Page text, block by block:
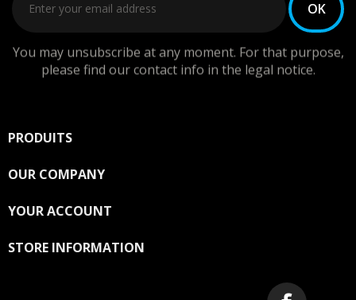
You may unsubscribe at any moment. For that purpose,
please find our contact info in the legal notice.
PRODUITS
OUR COMPANY
YOUR ACCOUNT
STORE INFORMATION